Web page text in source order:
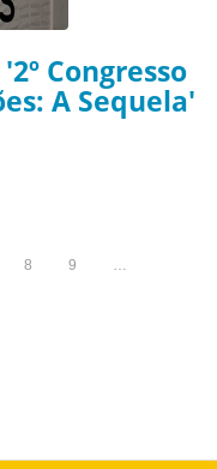
Congresso
A Sequela'
8 9 …